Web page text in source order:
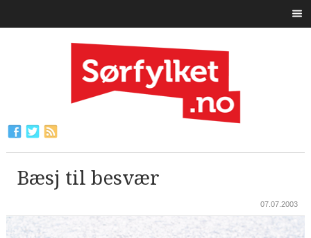
Bæsj til besvær
07.07.2003